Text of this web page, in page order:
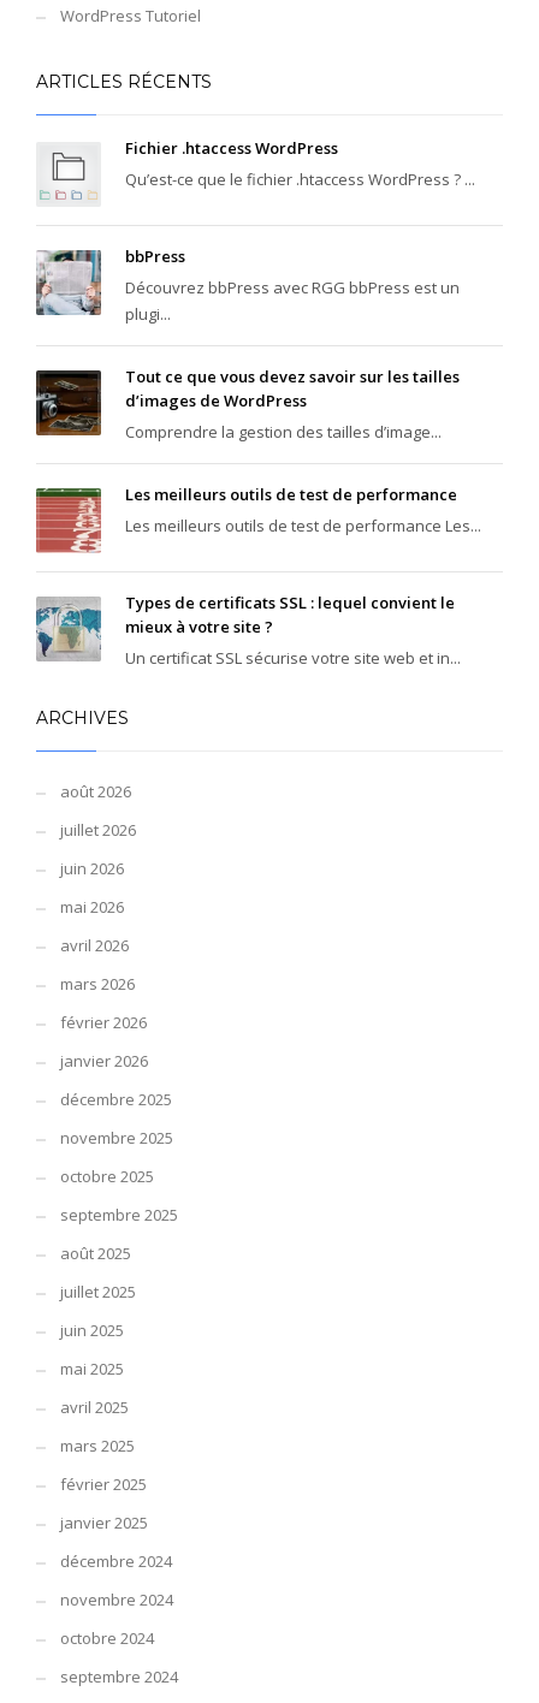
WordPress Tutoriel
ARTICLES RÉCENTS
Fichier .htaccess WordPress
Qu’est-ce que le fichier .htaccess WordPress ? ...
bbPress
Découvrez bbPress avec RGG bbPress est un
plugi...
Tout ce que vous devez savoir sur les tailles
d’images de WordPress
Comprendre la gestion des tailles d’image...
Les meilleurs outils de test de performance
Les meilleurs outils de test de performance Les...
Types de certificats SSL : lequel convient le
mieux à votre site ?
Un certificat SSL sécurise votre site web et in...
ARCHIVES
août 2026
juillet 2026
juin 2026
mai 2026
avril 2026
mars 2026
février 2026
janvier 2026
décembre 2025
novembre 2025
octobre 2025
septembre 2025
août 2025
juillet 2025
juin 2025
mai 2025
avril 2025
mars 2025
février 2025
janvier 2025
décembre 2024
novembre 2024
octobre 2024
septembre 2024